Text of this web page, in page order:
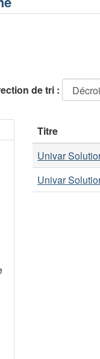
de tri :
Titre
Univar
Univar